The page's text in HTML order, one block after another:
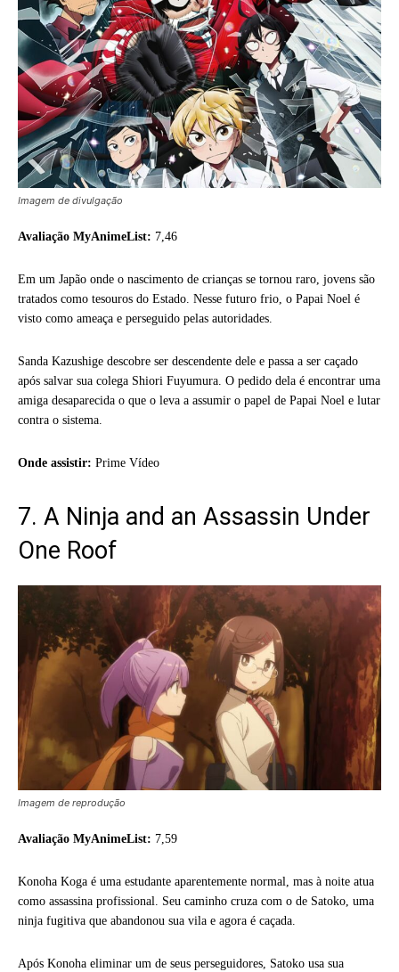
Imagem de divulgação
Avaliação MyAnimeList: 7,46
Em um Japão onde o nascimento de crianças se tornou raro, jovens são
tratados como tesouros do Estado. Nesse futuro frio, o Papai Noel é
visto como ameaça e perseguido pelas autoridades.
Sanda Kazushige descobre ser descendente dele e passa a ser caçado
após salvar sua colega Shiori Fuyumura. O pedido dela é encontrar uma
amiga desaparecida o que o leva a assumir o papel de Papai Noel e lutar
contra o sistema.
Onde assistir: Prime Vídeo
7. A Ninja and an Assassin Under
One Roof
Imagem de reprodução
Avaliação MyAnimeList: 7,59
Konoha Koga é uma estudante aparentemente normal, mas à noite atua
como assassina profissional. Seu caminho cruza com o de Satoko, uma
ninja fugitiva que abandonou sua vila e agora é caçada.
Após Konoha eliminar um de seus perseguidores, Satoko usa sua